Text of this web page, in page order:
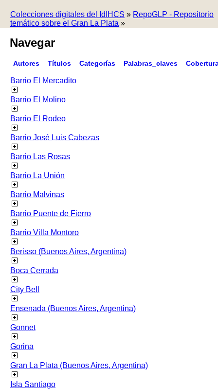
Colecciones digitales del IdIHCS » RepoGLP - Repositorio
temático sobre el Gran La Plata »
Navegar
Autores Títulos Categorías Palabras_claves
Barrio El Mercadito
Barrio El Molino
Barrio El Rodeo
Barrio José Luis Cabezas
Barrio Las Rosas
Barrio La Unión
Barrio Malvinas
Barrio Puente de Fierro
Barrio Villa Montoro
Berisso (Buenos Aires, Argentina)
Boca Cerrada
City Bell
Ensenada (Buenos Aires, Argentina)
Gonnet
Gorina
Gran La Plata (Buenos Aires, Argentina)
Isla Santiago